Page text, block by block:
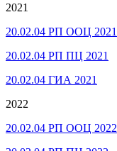
2021
20.02.04 РП ООЦ 2021
20.02.04 РП ПЦ 2021
20.02.04 ГИА 2021
2022
20.02.04 РП ООЦ 2022